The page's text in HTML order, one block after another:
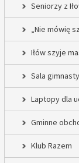
Seniorzy z
„Nie mówię
Iłów szyje
Sala
Laptopy dla
Gminne
Klub Razem